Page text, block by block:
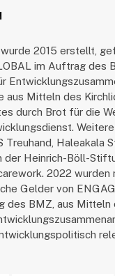
2015 erstellt,
im Auftrag des
aus Mitteln des
durch Brot für die
Treuhand, Haleakala
der Heinrich-Böll-
2022 wurden
Gelder von
des BMZ, aus Mitteln